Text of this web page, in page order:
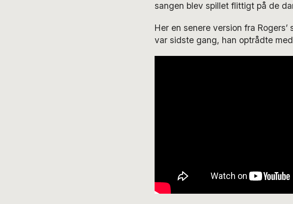
sangen blev spillet flittigt på de
Her en senere version fra
var sidste gang, han optrådte